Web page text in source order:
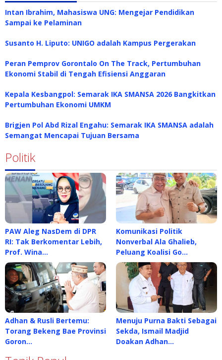
Intan Ibrahim, Mahasiswa UNG: Mengejar Pendidikan
Sampai ke Pelaminan
Susanto H. Liputo: UNIGO adalah Kampus Pergerakan
Peran Pemprov Gorontalo On The Track, Pertumbuhan
Ekonomi Stabil di Tengah Efisiensi Anggaran
Kepala Kesbangpol: Semarak IKA SMANSA 2026 Bangkitkan
Pertumbuhan Ekonomi UMKM
Brigjen Pol Abd Rizal Engahu: Semarak IKA SMANSA adalah
Semangat Mencapai Tujuan Bersama
Politik
PAW Aleg NasDem di DPR
RI: Tak Berkomentar Lebih,
Prof. Wina…
Komunikasi Politik
Nonverbal Ala Ghalieb,
Peluang Koalisi Go…
Adhan & Rusli Bertemu:
Torang Bekeng Bae Provinsi
Goron…
Menuju Purna Bakti Sebagai
Sekda, Ismail Madjid
Doakan Adhan…